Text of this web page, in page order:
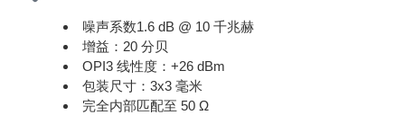
噪声系数1.6 dB @ 10 千兆赫
增益：20 分贝
OPI3 线性度：+26 dBm
包装尺寸：3x3 毫米
完全内部匹配至 50 Ω